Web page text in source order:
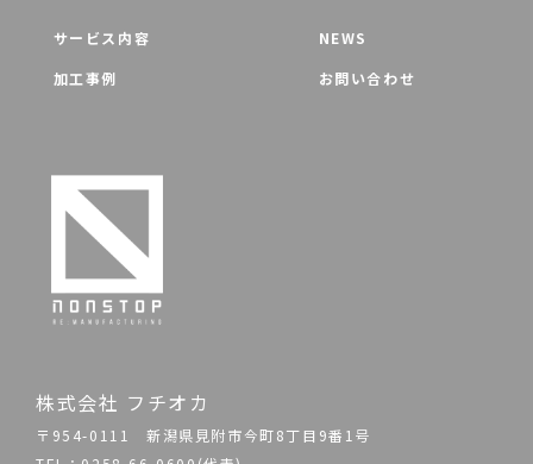
株式会社 フチオカ
〒954-0111 新潟県見附市今町8丁目9番1号
サービス内容
加工事例
NEWS
お問い合わせ